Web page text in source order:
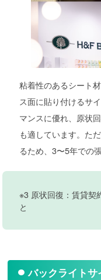
粘着性のあるシート
ス面に貼り付けるサ
マンスに優れ、原状
も適しています。た
るため、3〜5年での
※3 原状回復：賃貸契
と
バックライトサ